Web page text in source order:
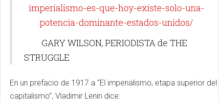
imperialismo-es-que-hoy-existe-solo-una-
potencia-dominante-estados-unidos/
GARY WILSON, PERIODISTA de THE
STRUGGLE
En un prefacio de 1917 a “El imperialismo, etapa superior del
capitalismo”, Vladimir Lenin dice: